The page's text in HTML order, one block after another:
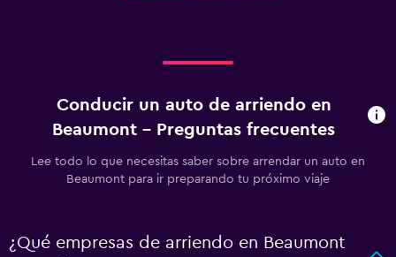
Conducir un auto de arriendo en
Beaumont - Preguntas frecuentes
Lee todo lo que necesitas saber sobre arrendar un auto en
Beaumont para ir preparando tu próximo viaje
¿Qué empresas de arriendo en Beaumont